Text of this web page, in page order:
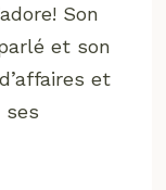
Son
et son
et
ses